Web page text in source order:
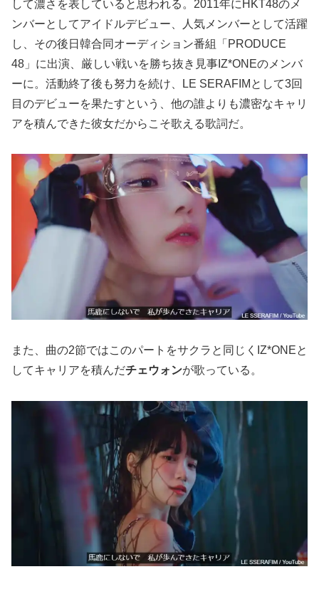
して濃さを表していると思われる。2011年にHKT48のメ
ンバーとしてアイドルデビュー、人気メンバーとして活躍
し、その後日韓合同オーディション番組「PRODUCE
48」に出演、厳しい戦いを勝ち抜き見事IZ*ONEのメンバ
ーに。活動終了後も努力を続け、LE SERAFIMとして3回
目のデビューを果たすという、他の誰よりも濃密なキャリ
アを積んできた彼女だからこそ歌える歌詞だ。
また、曲の2節ではこのパートをサクラと同じくIZ*ONEと
してキャリアを積んだチェウォンが歌っている。